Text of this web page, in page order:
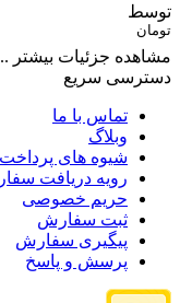
توسط
تومان
مشاهده جزئیات بیشتر
دسترسی سریع
تماس با ما
وبلاگ
شیوه های پرداخت
رویه دریافت
حریم خصوصی
ثبت سفارش
پیگیری سفارش
پرسش و پاسخ